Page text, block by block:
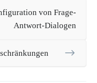
von Frage-
Antwort-Dialogen